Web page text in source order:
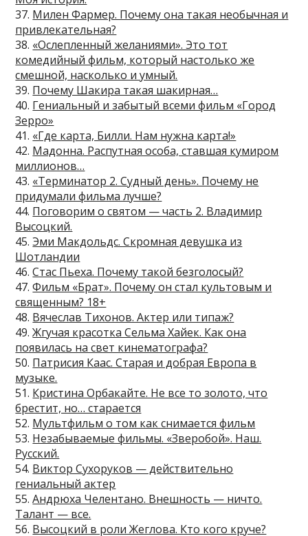
37. Милен Фармер. Почему она такая необычная и
привлекательная?
38. «Ослепленный желаниями». Это тот
комедийный фильм, который настолько же
смешной, насколько и умный.
39. Почему Шакира такая шакирная…
40. Гениальный и забытый всеми фильм «Город
Зерро»
41. «Где карта, Билли. Нам нужна карта!»
42. Мадонна. Распутная особа, ставшая кумиром
миллионов…
43. «Терминатор 2. Судный день». Почему не
придумали фильма лучше?
44. Поговорим о святом — часть 2. Владимир
Высоцкий.
45.Эми Макдольдс. Скромная девушка из
Шотландии
46.Стас Пьеха. Почему такой безголосый?
47.Фильм «Брат». Почему он стал культовым и
священным? 18+
48. Вячеслав Тихонов. Актер или типаж?
49.Жгучая красотка Сельма Хайек. Как она
появилась на свет кинематографа?
50. Патрисия Каас. Старая и добрая Европа в
музыке.
51. Кристина Орбакайте. Не все то золото, что
брестит, но… старается
52. Мультфильм о том как снимается фильм
53. Незабываемые фильмы. «Зверобой». Наш.
Русский.
54. Виктор Сухоруков — действительно
гениальный актер
55.Андрюха Челентано. Внешность — ничто.
Талант — все.
56. Высоцкий в роли Жеглова. Кто кого круче?